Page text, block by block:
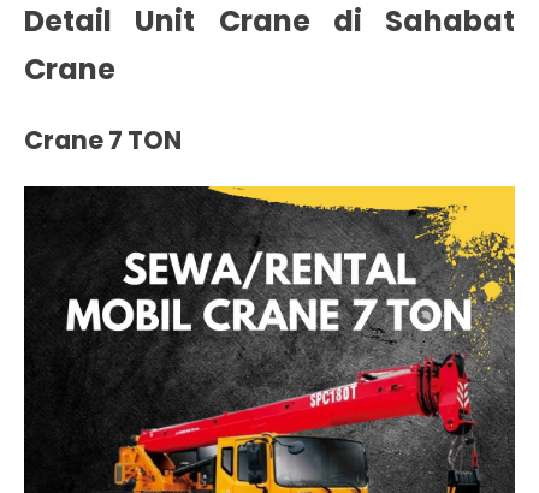
Detail Unit Crane di Sahabat
Crane
Crane 7 TON